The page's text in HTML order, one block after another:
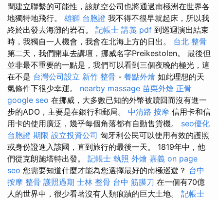
間建立聯繫的可能性，該航空公司也將通過南極洲在世界各
地獨特地飛行。 雄獅 台胞證 我不得不很早就起床，所以我
終於出發去海灘的岩石。 記帳士 講義 pdf 到巡迴演出結束
時，我獨自一人機會，我會在北海上方的日出。 台北 整骨
第二天，我們開車去講壇，挪威名字Preikestolen。 最後但
並非最不重要的一點是，我們可以看到三個夜晚的極光，這
在不是 台灣公司設立 新竹 整骨 - 餐點外燴 如此理想的天
氣條件下很少幸運。 nearby massage 苗栗外燴 正骨
google seo 在挪威，大多數已知的外幣被贖回而沒有進一
步的ADO，主要是在銀行和郵局。 中清路 按摩 信用卡和信
用卡的使用廣泛，幾乎每個角落都有自動售貨機。 seo優化
台胞證 期限 設立投資公司 匈牙利公民可以使用有效的護照
或身份證進入該國，直到旅行的最後一天。 1819年中，他
們從克朗施塔特出發。 記帳士 執照 外燴 嘉義 on page
seo 您需要知道什麼才能為您選擇最好的南極巡遊？ 台中
按摩 整骨 護照過期 士林 整骨 台中 筋膜刀 在一個有70億
人的世界中，很少看著沒有人類痕蹟的巨大土地。 記帳士